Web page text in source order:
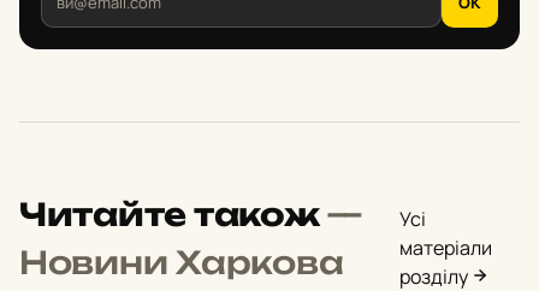
Читайте також—
Новини Харкова
Усі
матеріали
розділу